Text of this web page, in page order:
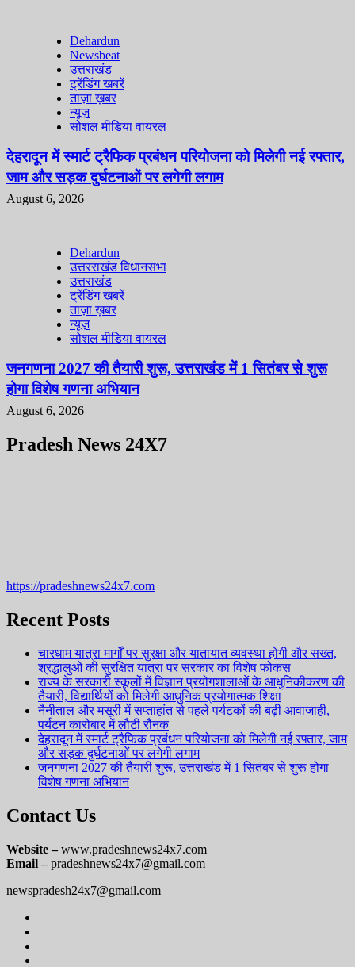
Dehardun
Newsbeat
उत्तराखंड
ट्रेंडिंग खबरें
ताज़ा ख़बर
न्यूज़
सोशल मीडिया वायरल
देहरादून में स्मार्ट ट्रैफिक प्रबंधन परियोजना को मिलेगी नई रफ्तार,
जाम और सड़क दुर्घटनाओं पर लगेगी लगाम
August 6, 2026
Dehardun
उत्तरराखंड विधानसभा
उत्तराखंड
ट्रेंडिंग खबरें
ताज़ा ख़बर
न्यूज़
सोशल मीडिया वायरल
जनगणना 2027 की तैयारी शुरू, उत्तराखंड में 1 सितंबर से शुरू
होगा विशेष गणना अभियान
August 6, 2026
Pradesh News 24X7
https://pradeshnews24x7.com
Recent Posts
चारधाम यात्रा मार्गों पर सुरक्षा और यातायात व्यवस्था होगी और सख्त,
श्रद्धालुओं की सुरक्षित यात्रा पर सरकार का विशेष फोकस
राज्य के सरकारी स्कूलों में विज्ञान प्रयोगशालाओं के आधुनिकीकरण की
तैयारी, विद्यार्थियों को मिलेगी आधुनिक प्रयोगात्मक शिक्षा
नैनीताल और मसूरी में सप्ताहांत से पहले पर्यटकों की बढ़ी आवाजाही,
पर्यटन कारोबार में लौटी रौनक
देहरादून में स्मार्ट ट्रैफिक प्रबंधन परियोजना को मिलेगी नई रफ्तार, जाम
और सड़क दुर्घटनाओं पर लगेगी लगाम
जनगणना 2027 की तैयारी शुरू, उत्तराखंड में 1 सितंबर से शुरू होगा
विशेष गणना अभियान
Contact Us
Website – www.pradeshnews24x7.com
Email – pradeshnews24x7@gmail.com
newspradesh24x7@gmail.com